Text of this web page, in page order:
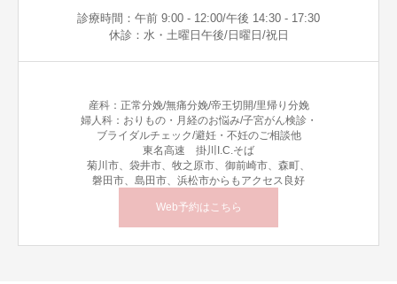
診療時間：午前 9:00 - 12:00/午後 14:30 - 17:30
休診：水・土曜日午後/日曜日/祝日
産科：正常分娩/無痛分娩/帝王切開/里帰り分娩
婦人科：おりもの・月経のお悩み/子宮がん検診・
ブライダルチェック/避妊・不妊のご相談他
東名高速 掛川I.C.そば
菊川市、袋井市、牧之原市、御前崎市、森町、
磐田市、島田市、浜松市からもアクセス良好
Web予約はこちら